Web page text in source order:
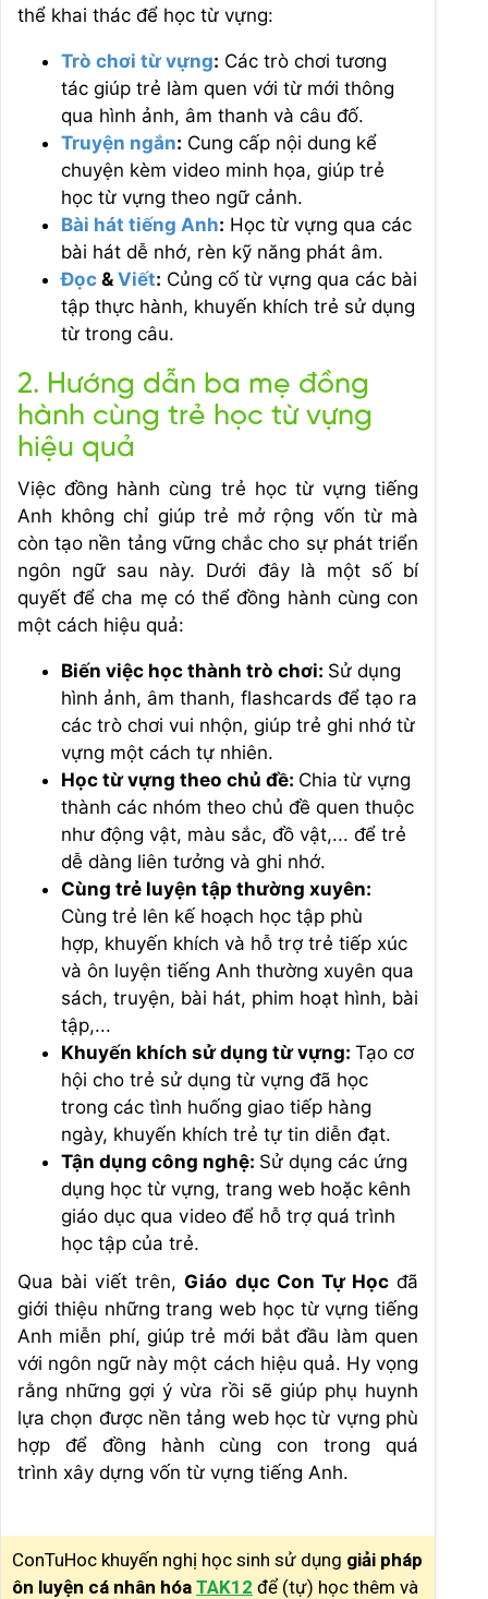
thể khai thác để học từ vựng:
Trò chơi từ vựng: Các trò chơi tương
tác giúp trẻ làm quen với từ mới thông
qua hình ảnh, âm thanh và câu đố.
Truyện ngắn: Cung cấp nội dung kể
chuyện kèm video minh họa, giúp trẻ
học từ vựng theo ngữ cảnh.
Bài hát tiếng Anh: Học từ vựng qua các
bài hát dễ nhớ, rèn kỹ năng phát âm.
Đọc & Viết: Củng cố từ vựng qua các bài
tập thực hành, khuyến khích trẻ sử dụng
từ trong câu.
2. Hướng dẫn ba mẹ đồng
hành cùng trẻ học từ vựng
hiệu quả
Việc đồng hành cùng trẻ học từ vựng tiếng
Anh không chỉ giúp trẻ mở rộng vốn từ mà
còn tạo nền tảng vững chắc cho sự phát triển
ngôn ngữ sau này. Dưới đây là một số bí
quyết để cha mẹ có thể đồng hành cùng con
một cách hiệu quả:
Biến việc học thành trò chơi: Sử dụng
hình ảnh, âm thanh, flashcards để tạo ra
các trò chơi vui nhộn, giúp trẻ ghi nhớ từ
vựng một cách tự nhiên.
Học từ vựng theo chủ đề: Chia từ vựng
thành các nhóm theo chủ đề quen thuộc
như động vật, màu sắc, đồ vật,... để trẻ
dễ dàng liên tưởng và ghi nhớ.
Cùng trẻ luyện tập thường xuyên:
Cùng trẻ lên kế hoạch học tập phù
hợp, khuyến khích và hỗ trợ trẻ tiếp xúc
và ôn luyện tiếng Anh thường xuyên qua
sách, truyện, bài hát, phim hoạt hình, bài
tập,...
Khuyến khích sử dụng từ vựng: Tạo cơ
hội cho trẻ sử dụng từ vựng đã học
trong các tình huống giao tiếp hàng
ngày, khuyến khích trẻ tự tin diễn đạt.
Tận dụng công nghệ: Sử dụng các ứng
dụng học từ vựng, trang web hoặc kênh
giáo dục qua video để hỗ trợ quá trình
học tập của trẻ.
Qua bài viết trên,Giáo dục Con Tự Họcđã
giới thiệu những trang web học từ vựng tiếng
Anh miễn phí, giúp trẻ mới bắt đầu làm quen
với ngôn ngữ này một cách hiệu quả. Hy vọng
rằng những gợi ý vừa rồi sẽ giúp phụ huynh
lựa chọn được nền tảng web học từ vựng phù
hợp để đồng hành cùng con trong quá
trình xây dựng vốn từ vựng tiếng Anh.
ConTuHoc khuyến nghị học sinh sử dụng giải pháp
ôn luyện cá nhân hóa TAK12 để (tự) học thêm và